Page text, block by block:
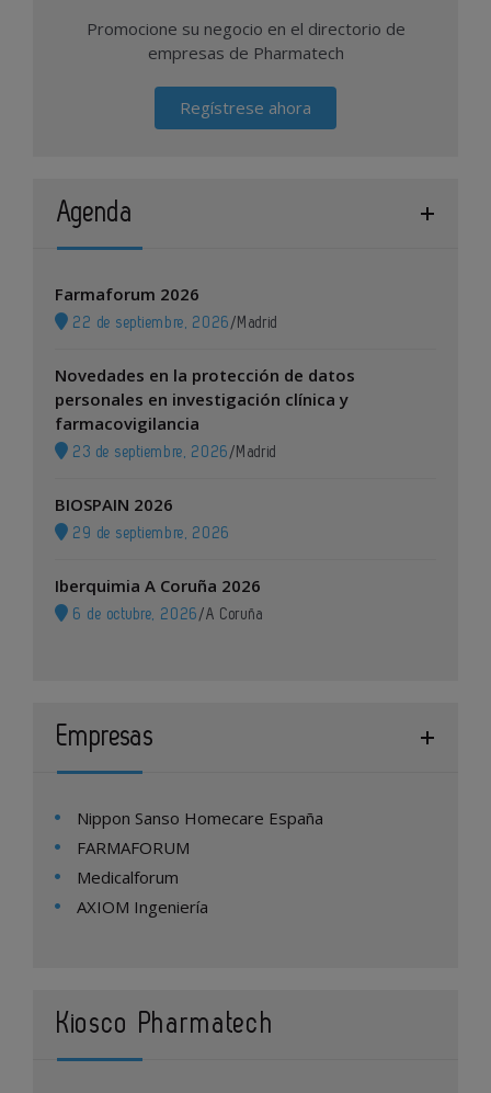
Promocione su negocio en el directorio de
empresas de Pharmatech
Regístrese ahora
Agenda
Farmaforum 2026
22 de septiembre, 2026 / Madrid
Novedades en la protección de datos
personales en investigación clínica y
farmacovigilancia
23 de septiembre, 2026 / Madrid
BIOSPAIN 2026
29 de septiembre, 2026
Iberquimia A Coruña 2026
6 de octubre, 2026 /A Coruña
Empresas
Nippon Sanso Homecare España
FARMAFORUM
Medicalforum
AXIOM Ingeniería
Kiosco Pharmatech